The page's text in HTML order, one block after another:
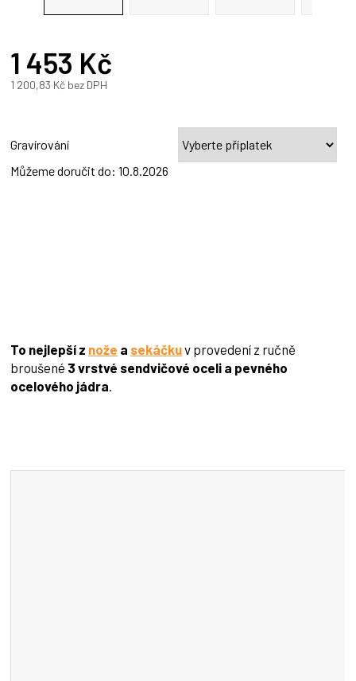
1 453 Kč
1 200,83 Kč bez DPH
Gravírování
Můžeme doručit do: 10.8.2026
To nejlepší z nože a sekáčkuv provedení z ručně
broušené 3 vrstvé sendvičové oceli a pevného
ocelového jádra